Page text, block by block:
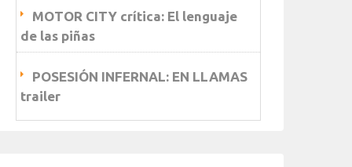
MOTOR CITY crítica: El lenguaje
de las piñas
POSESIÓN INFERNAL: EN LLAMAS
trailer